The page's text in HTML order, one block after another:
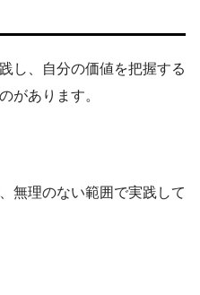
し、自分の価値を把握する
があります。
無理のない範囲で実践して